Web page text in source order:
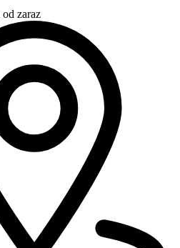
od zaraz